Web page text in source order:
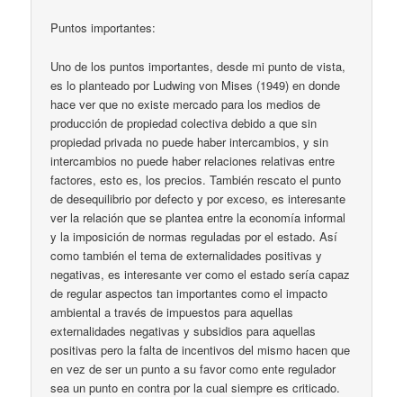
Puntos importantes:
Uno de los puntos importantes, desde mi punto de vista,
es lo planteado por Ludwing von Mises (1949) en donde
hace ver que no existe mercado para los medios de
producción de propiedad colectiva debido a que sin
propiedad privada no puede haber intercambios, y sin
intercambios no puede haber relaciones relativas entre
factores, esto es, los precios. También rescato el punto
de desequilibrio por defecto y por exceso, es interesante
ver la relación que se plantea entre la economía informal
y la imposición de normas reguladas por el estado. Así
como también el tema de externalidades positivas y
negativas, es interesante ver como el estado sería capaz
de regular aspectos tan importantes como el impacto
ambiental a través de impuestos para aquellas
externalidades negativas y subsidios para aquellas
positivas pero la falta de incentivos del mismo hacen que
en vez de ser un punto a su favor como ente regulador
sea un punto en contra por la cual siempre es criticado.